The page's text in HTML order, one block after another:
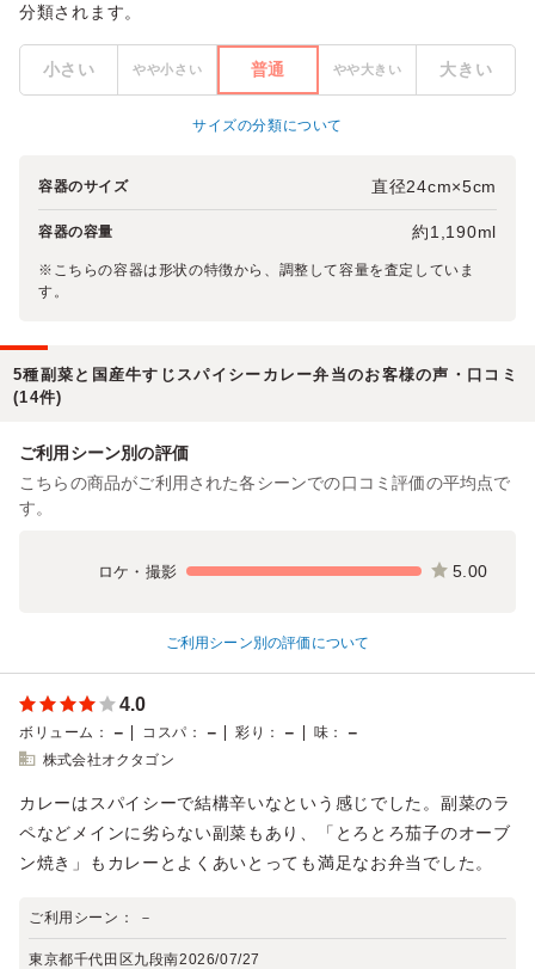
分類されます。
小さい やや小さい 普通 やや大きい 大きい
サイズの分類について
容器のサイズ 直径24cm×5cm
容器の容量 約1,190ml
※こちらの容器は形状の特徴から、調整して容量を査定していま
す。
5種副菜と国産牛すじスパイシーカレー弁当のお客様の声・口コミ
(14件)
ご利用シーン別の評価
こちらの商品がご利用された各シーンでの口コミ評価の平均点で
す。
ロケ・撮影 5.00
ご利用シーン別の評価について
4.0
ボリューム ： － コスパ ： － 彩り ： － 味 ： －
株式会社オクタゴン
カレーはスパイシーで結構辛いなという感じでした。副菜のラ
ペなどメインに劣らない副菜もあり、「とろとろ茄子のオーブ
ン焼き」もカレーとよくあいとっても満足なお弁当でした。
ご利用シーン： －
東京都千代田区九段南2026/07/27